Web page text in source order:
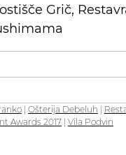
Grič,
Ošterija Debeluh
Awards 2017 Vila Podvin